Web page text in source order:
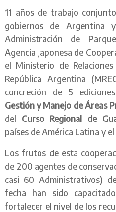
11 años de trabajo
gobiernos de Argentina
Administración de
Agencia Japonesa de
el Ministerio de
República Argentina
concreción de 5
Gestión y Manejo de Áreas
del Curso Regional de
países de América Latina y el
Los frutos de esta
de 200 agentes de
casi 60 Administrativos)
fecha han sido
fortalecer el nivel de los